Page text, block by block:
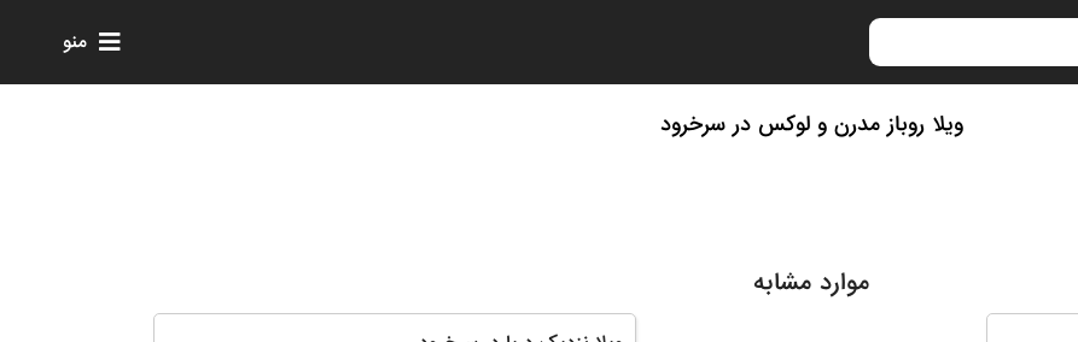
منو
ویلا روباز مدرن و لوكس در سرخرود
موارد مشابه